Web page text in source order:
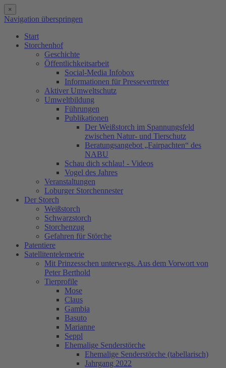
×
Navigation überspringen
Start
Storchenhof
Geschichte
Öffentlichkeitsarbeit
Social-Media Infobox
Informationen für Pressevertreter
Aktiver Umweltschutz
Umweltbildung
Führungen
Publikationen
Der Weißstorch im Spannungsfeld
zwischen Natur- und Tierschutz
Beratungsangebot „Fairpachten“ des
NABU
Schau dich schlau! - Videos
Vogel des Jahres
Veranstaltungen
Loburger Storchennester
Der Storch
Weißstorch
Schwarzstorch
Storchenzug
Gefahren für Störche
Patentiere
Satellitentelemetrie
Mit Prinzesschen unterwegs. Aus dem Vorwort von
Peter Berthold
Tierprofile
Mose
Claus
Gambia
Basuto
Marianne
Seppl
Ehemalige Senderstörche
Ehemalige Senderstörche (tabellarisch)
Jahrgang 2022